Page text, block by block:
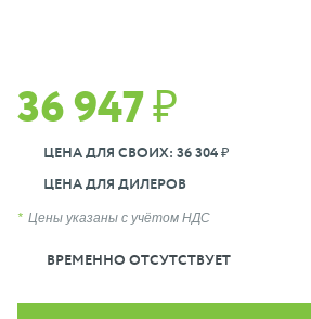
36 947 ₽
ЦЕНА ДЛЯ СВОИХ: 36 304 ₽
ЦЕНА ДЛЯ ДИЛЕРОВ
Цены указаны с учётом НДС
ВРЕМЕННО ОТСУТСТВУЕТ